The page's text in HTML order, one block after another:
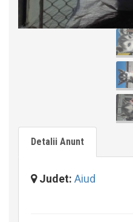
Detalii Anunt
Judet: Aiud